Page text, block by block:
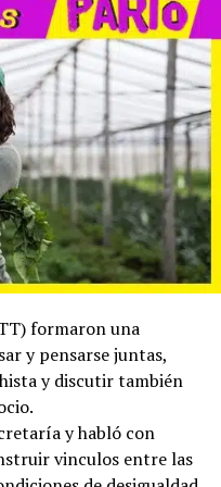
formaron una
y pensarse juntas,
y discutir también
y habló con
vinculos entre las